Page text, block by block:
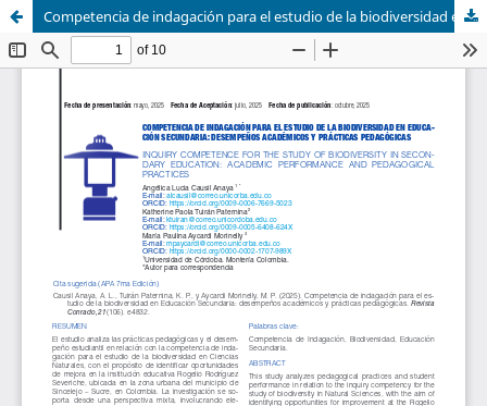
Competencia de indagación para el estudio de la biodiversidad en Educación Secundaria: desempeños académicos y prácticas pedagógicas